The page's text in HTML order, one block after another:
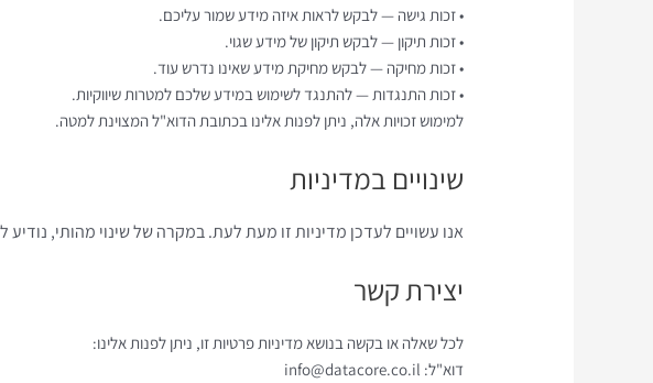
• זכות גישה — לבקש לראות איזה מידע שמור עליכם.
• זכות תיקון — לבקש תיקון של מידע שגוי.
• זכות מחיקה — לבקש מחיקת מידע שאינו נדרש עוד.
• זכות התנגדות — להתנגד לשימוש במידע שלכם למטרות שיווקיות.
למימוש זכויות אלה, ניתן לפנות אלינו בכתובת הדוא"ל המצוינת למטה.
שינויים במדיניות
אנו עשויים לעדכן מדיניות זו מעת לעת. במקרה של שינוי מהותי,
יצירת קשר
לכל שאלה או בקשה בנושא מדיניות פרטיות זו, ניתן לפנות אלינו:
דוא"ל: info@datacore.co.il